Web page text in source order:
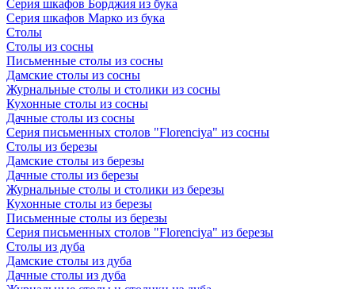
Серия шкафов Борджия из бука
Серия шкафов Марко из бука
Столы
Столы из сосны
Письменные столы из сосны
Дамские столы из сосны
Журнальные столы и столики из сосны
Кухонные столы из сосны
Дачные столы из сосны
Серия письменных столов "Florenciya" из сосны
Столы из березы
Дамские столы из березы
Дачные столы из березы
Журнальные столы и столики из березы
Кухонные столы из березы
Письменные столы из березы
Серия письменных столов "Florenciya" из березы
Столы из дуба
Дамские столы из дуба
Дачные столы из дуба